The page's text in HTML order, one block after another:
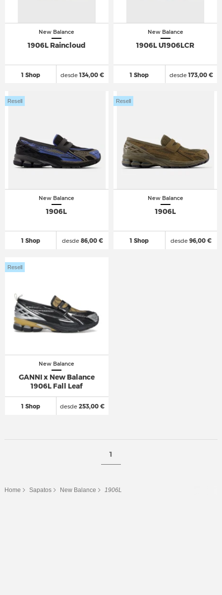
New Balance
1906L Raincloud
1 Shop desde134,00 €
New Balance
1906L U1906LCR
1 Shop desde173,00 €
New Balance
1906L
1 Shop
Resell
desde86,00 €
New Balance
1906L
1 Shop
Resell
desde 96,00 €
New Balance
GANNI x New Balance
1906L Fall Leaf
1 Shop
Resell
desde 253,00 €
1
Home Sapatos New Balance 1906L